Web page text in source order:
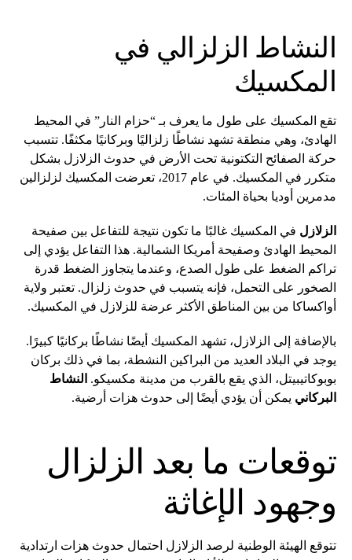
النشاط الزلزالي في
المكسيك
تقع المكسيك على طول ما يعرف بـ “حزام النار” في المحيط
الهادئ، وهي منطقة تشهد نشاطًا زلزاليًا وبركانيًا مكثفًا. تتسبب
حركة الصفائح التكتونية تحت الأرض في حدوث الزلازل بشكل
متكرر في المكسيك. في عام 2017، تعرضت المكسيك لزلزالين
مدمرين أوديا بحياة المئات.
الزلازل في المكسيك غالبًا ما تكون نتيجة للتفاعل بين صفيحة
المحيط الهادئ وصفيحة أمريكا الشمالية. هذا التفاعل يؤدي إلى
تراكم الضغط على طول الصدع، وعندما يتجاوز الضغط قدرة
الصخور على التحمل، فإنه يتسبب في حدوث زلزال. تعتبر ولاية
أواكساكا من بين المناطق الأكثر عرضة للزلازل في المكسيك.
بالإضافة إلى الزلازل، تشهد المكسيك أيضًا نشاطًا بركانيًا كبيرًا.
يوجد في البلاد العديد من البراكين النشطة، بما في ذلك بركان
بوبوكاتيبيتل، الذي يقع بالقرب من مدينة مكسيكو. النشاط
البركاني يمكن أن يؤدي أيضًا إلى حدوث هزات أرضية.
توقعات ما بعد الزلزال
وجهود الإغاثة
تتوقع الهيئة الوطنية لرصد الزلازل احتمال حدوث هزات ارتدادية